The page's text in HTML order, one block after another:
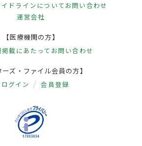
ドラインについてお問い合わせ
運営会社
【医療機関の方】
載にあたって お問い合わせ
ーズ・ファイル会員の方】
ログイン 会員登録